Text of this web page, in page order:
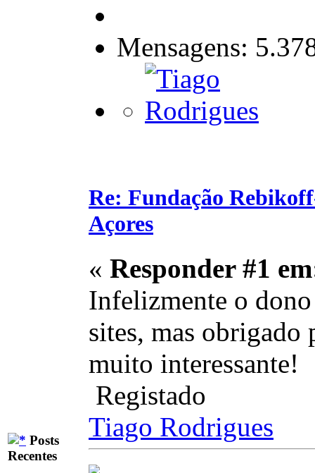
Posts
Recentes
Mensagens:
Re: Fundação
Açores
« Responder #1
Infelizmente o
sites, mas obrigado
muito interessante!
Registado
Tiago Rodrigues